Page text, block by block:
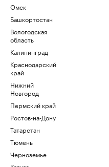
Омск
Башкортостан
Вологодская
область
Калининград
Краснодарский
край
Нижний
Новгород
Пермский край
Ростов-на-Дону
Татарстан
Тюмень
Черноземье